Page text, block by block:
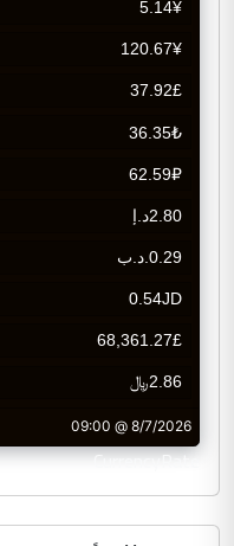
CurrencyRate